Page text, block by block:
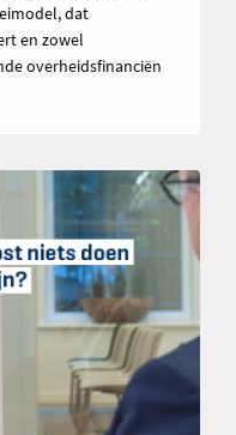
dat
en zowel
overheidsfinanciën